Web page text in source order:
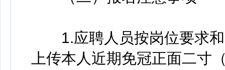
1.应聘人员按岗位要求和
上传本人近期免冠正面二寸